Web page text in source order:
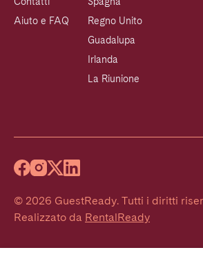
Aiuto e FAQ
Regno Unito
Guadalupa
Irlanda
La Riunione
© 2026 GuestReady. Tutti i diritti
Realizzato da RentalReady